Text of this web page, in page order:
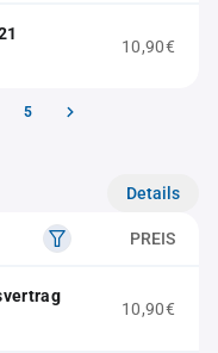
10,90€
5
Details
PREIS
10,90€